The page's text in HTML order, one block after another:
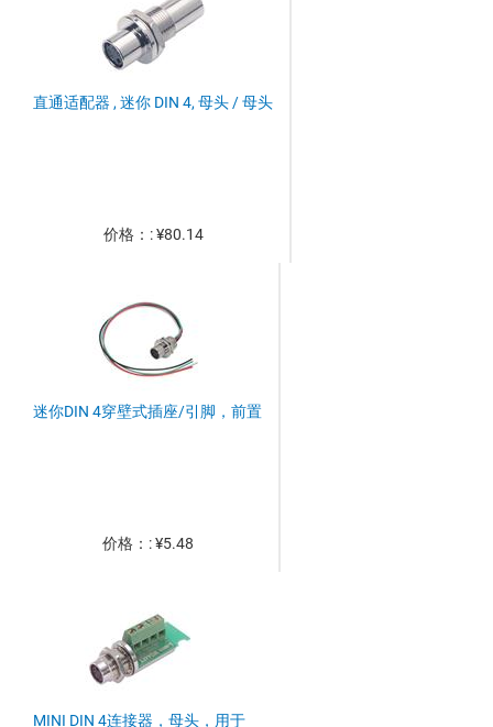
直通适配器 , 迷你 DIN 4, 母头 / 母头
价格：: ¥80.14
迷你DIN 4穿壁式插座/引脚，前置
价格：: ¥5.48
MINI DIN 4连接器，母头，用于